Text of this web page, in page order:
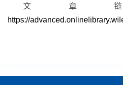
文章
https://